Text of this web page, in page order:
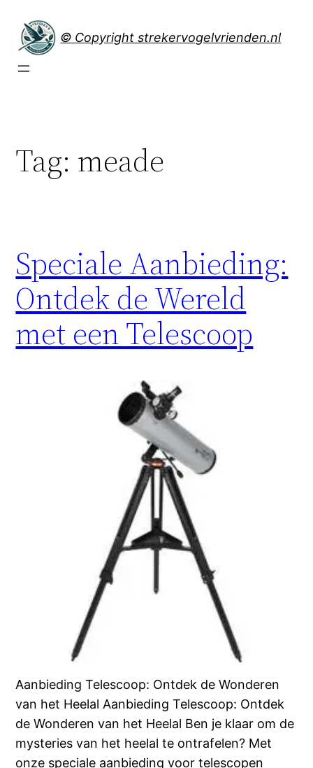
naar
inhoud
© Copyright strekervogelvrienden.nl
Tag: meade
Speciale Aanbieding:
Ontdek de Wereld
met een Telescoop
Aanbieding Telescoop: Ontdek de Wonderen
van het Heelal Aanbieding Telescoop: Ontdek
de Wonderen van het Heelal Ben je klaar om de
mysteries van het heelal te ontrafelen? Met
onze speciale aanbieding voor telescopen